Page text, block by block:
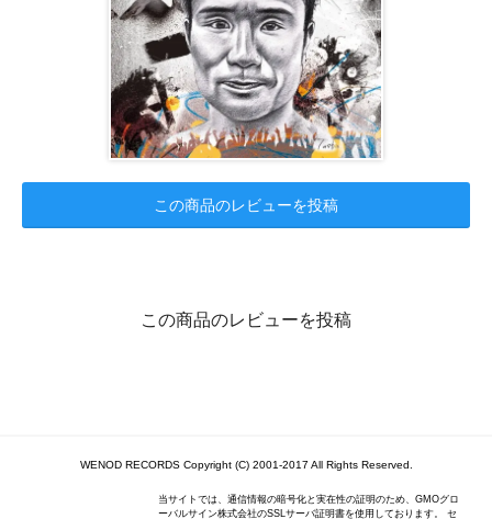
この商品のレビューを投稿
この商品のレビューを投稿
WENOD RECORDS Copyright (C) 2001-2017 All Rights Reserved.
当サイトでは、通信情報の暗号化と実在性の証明のため、GMOグロ
ーバルサイン株式会社のSSLサーバ証明書を使用しております。 セ